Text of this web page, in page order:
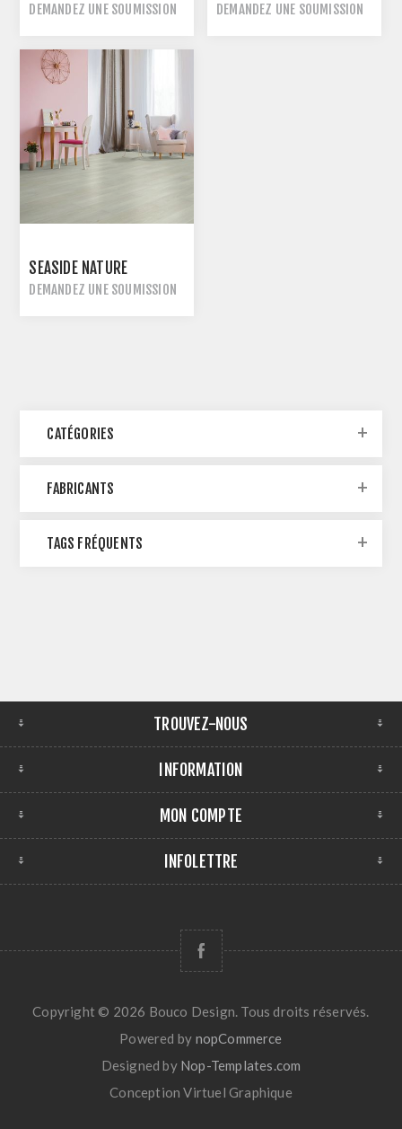
DEMANDEZ UNE SOUMISSION DEMANDEZ UNE SOUMISSION
SEASIDE NATURE
DEMANDEZ UNE SOUMISSION
CATÉGORIES
FABRICANTS
TAGS FRÉQUENTS
TROUVEZ-NOUS
INFORMATION
MON COMPTE
INFOLETTRE
Copyright © 2026 Bouco Design. Tous droits réservés.
Powered by nopCommerce
Designed by Nop-Templates.com
ConceptionVirtuel Graphique